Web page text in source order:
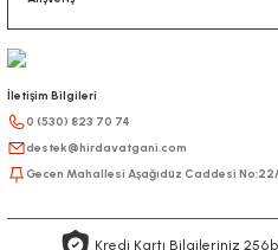
İletişim Bilgileri
0 (530) 823 70 74
destek@hirdavatgani.com
Gecen Mahallesi Aşağıdüz Caddesi
Kredi Kartı Bilgileriniz